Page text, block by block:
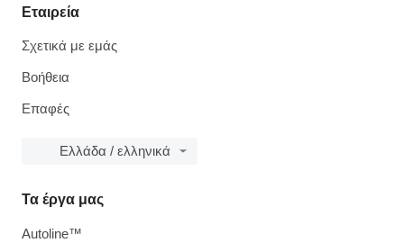
Εταιρεία
Σχετικά με εμάς
Βοήθεια
Επαφές
Ελλάδα / ελληνικά
Τα έργα μας
Autoline™